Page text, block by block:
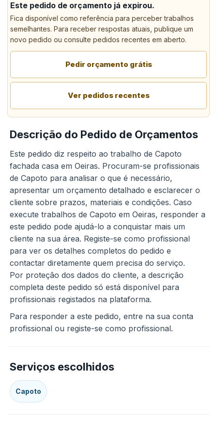
Este pedido de orçamento já expirou.
Fica disponível como referência para perceber trabalhos
semelhantes. Para receber respostas atuais, publique um
novo pedido ou consulte pedidos recentes em aberto.
Pedir orçamento grátis
Ver pedidos recentes
Descrição do Pedido de Orçamentos
Este pedido diz respeito ao trabalho de Capoto
fachada casa em Oeiras. Procuram-se profissionais
de Capoto para analisar o que é necessário,
apresentar um orçamento detalhado e esclarecer o
cliente sobre prazos, materiais e condições. Caso
execute trabalhos de Capoto em Oeiras, responder a
este pedido pode ajudá-lo a conquistar mais um
cliente na sua área. Registe-se como profissional
para ver os detalhes completos do pedido e
contactar diretamente quem precisa do serviço.
Por proteção dos dados do cliente, a descrição
completa deste pedido só está disponível para
profissionais registados na plataforma.
Para responder a este pedido, entre na sua conta
profissional ou registe-se como profissional.
Serviços escolhidos
Capoto